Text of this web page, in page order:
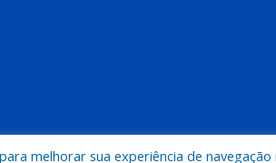
melhorar sua experiência de